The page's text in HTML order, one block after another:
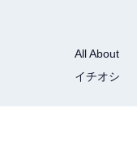
All About
イチオシ